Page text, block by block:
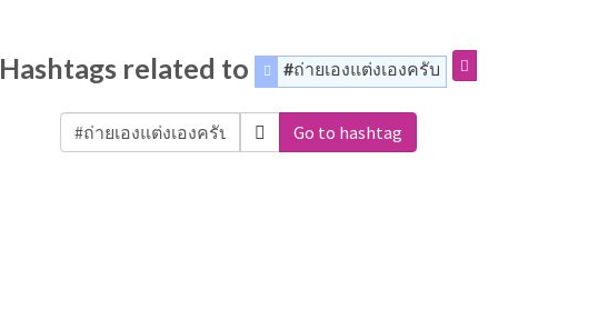
Hashtags related to #ถ่ายเองแต่งเองครับ
Go to hashtag